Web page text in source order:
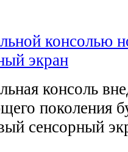
консолью
экран
консоль
поколения
сенсорный